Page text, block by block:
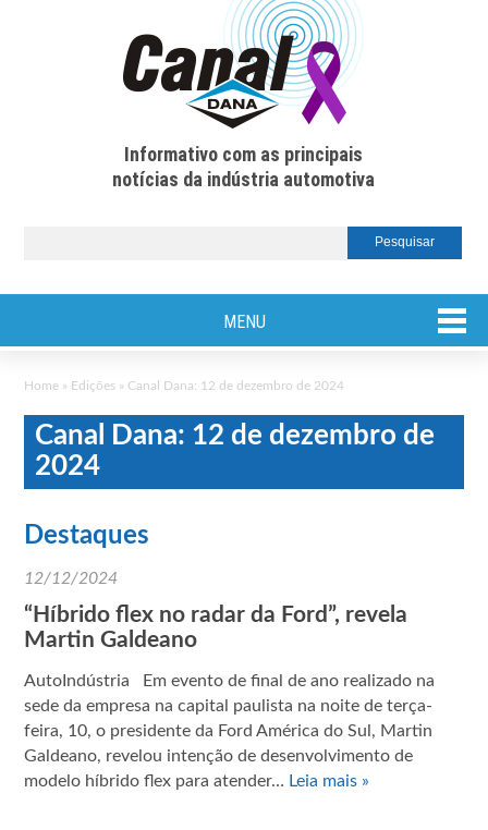
Informativo com as principais
notícias da indústria automotiva
MENU
Home » Edições » Canal Dana: 12 de dezembro de 2024
Canal Dana: 12 de dezembro de
2024
Destaques
12/12/2024
“Híbrido flex no radar da Ford”, revela
Martin Galdeano
AutoIndústria Em evento de final de ano realizado na
sede da empresa na capital paulista na noite de terça-
feira, 10, o presidente da Ford América do Sul, Martin
Galdeano, revelou intenção de desenvolvimento de
modelo híbrido flex para atender… Leia mais »